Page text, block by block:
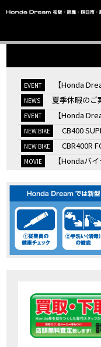
EVENT 【Honda
NEWS 夏季休暇のご
EVENT 【Honda
NEW BIKE CB400
NEW BIKE CBR400R
MOVIE 【Hondaバイク】【
EVENT KOOD クロモ
MOVIE 【三重→香川】このバイ
EVENT “コカ・コーラ”鈴鹿８
MOVIE 【ホンダ バイク
MOVIE 【ホンダ バイク】
MOVIE 【ホンダ バイク
MOVIE 最新のアフリカツイ
MOVIE 【ホンダ バイク】「ボカロ文化」を知ろう